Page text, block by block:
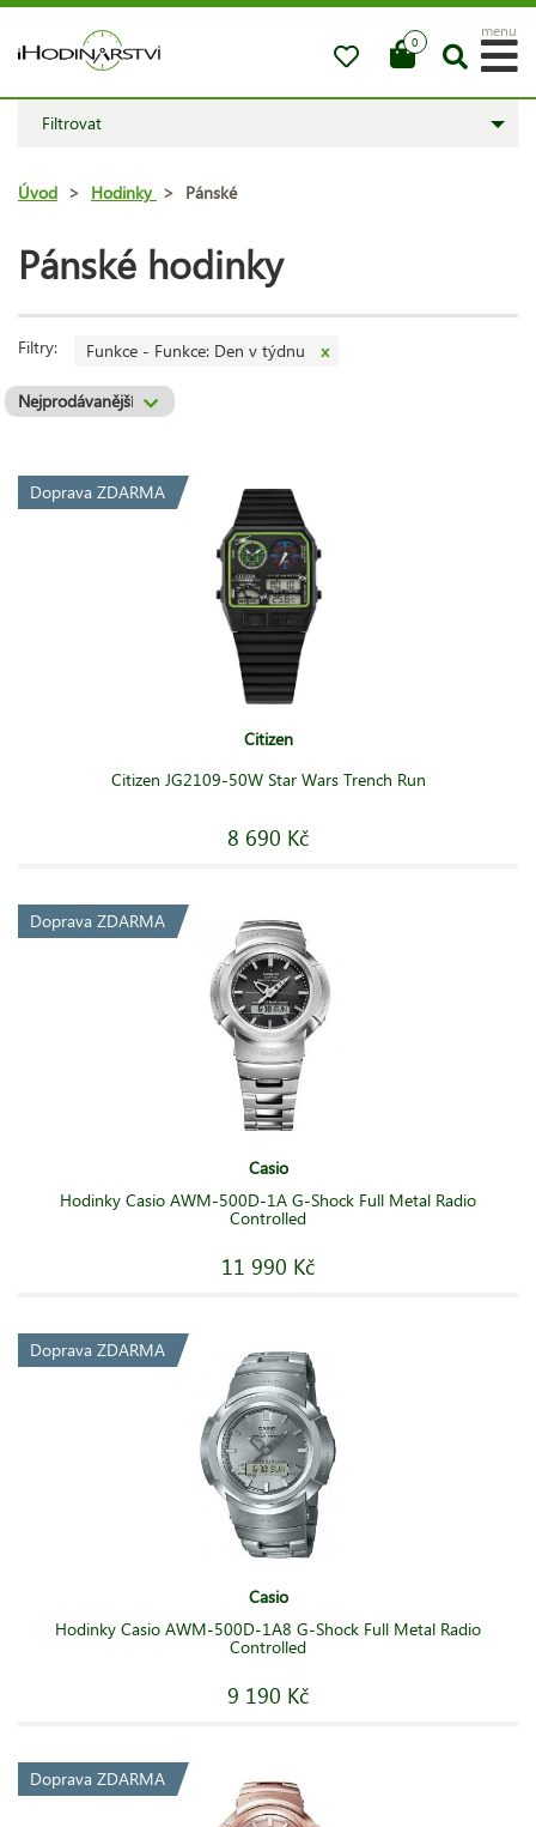
0
menu
Filtrovat
Úvod > Hodinky > Pánské
Pánské hodinky
Filtry: Funkce - Funkce: Den v týdnu x
Doprava ZDARMA
Citizen
Citizen JG2109-50W Star Wars Trench Run
8 690 Kč
Doprava ZDARMA
Casio
Hodinky Casio AWM-500D-1A G-Shock Full Metal Radio
Controlled
11 990 Kč
Doprava ZDARMA
Casio
Hodinky Casio AWM-500D-1A8 G-Shock Full Metal Radio
Controlled
9 190 Kč
Doprava ZDARMA